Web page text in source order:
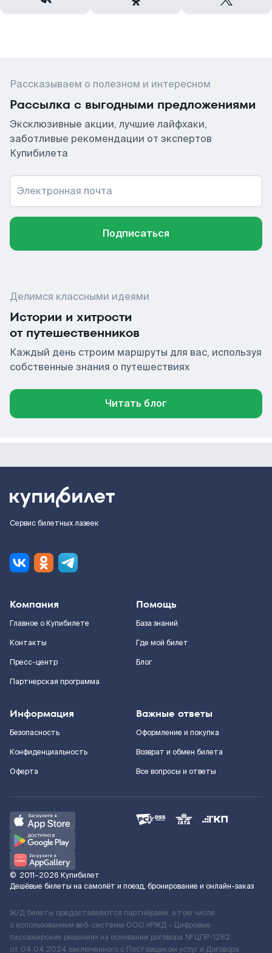
Рассказываем о полезном и интересном
Рассылка с выгодными предложениями
Эксклюзивные акции, лучшие лайфхаки,
заботливые рекомендации от экспертов
Купибилета
Электронная почта
Подписаться
Делимся классными идеями
Истории и хитрости
от путешественников
Каждый день строим маршруты для вас, используя
собственные знания о путешествиях
Читать блог
Сервис билетных лазеек
Компания
Главное о Купибилете
Контакты
Пресс-центр
Партнерская программа
Помощь
База знаний
Где мой билет
Блог
Информация
Безопасность
Конфиденциальность
Оферта
Важные ответы
Оформление и покупка
Возврат и обмен билета
Все вопросы и ответы
© 2011–2026 Купибилет
Дешёвые билеты на самолёт и поезд, бронирование и онлайн-заказ
Ж/Д билеты предоставляются партнёрами, в том числе
с использованием веб-системы ООО «РЖД – Цифровые
пассажирские решения» на основании договора № ЦПР-1282
от 04.04.2024 заключенного с Поставщиком услуг и Договора